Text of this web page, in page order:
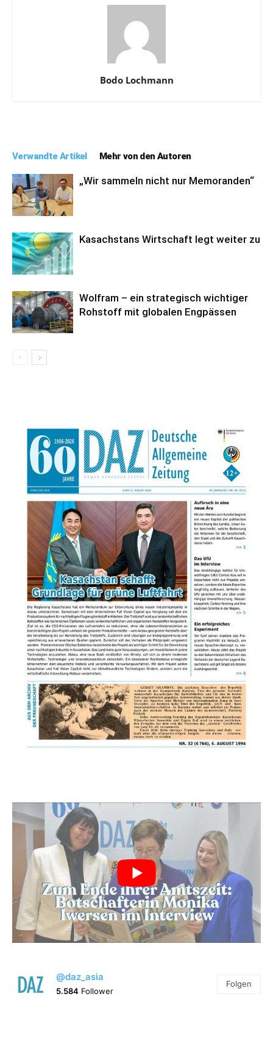
Bodo Lochmann
Verwandte Artikel Mehr von den Autoren
„Wir sammeln nicht nur Memoranden“
Kasachstans Wirtschaft legt weiter zu
Wolfram – ein strategisch wichtiger
Rohstoff mit globalen Engpässen
@daz_asia
5.584 Follower
Folgen